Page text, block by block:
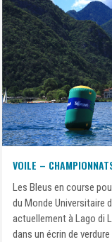
VOILE –
Les Bleus en course
du Monde Universitaire
actuellement à Lago di
dans un écrin de